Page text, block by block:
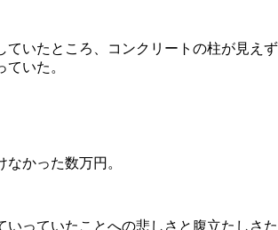
いたところ、コンクリートの柱が見
いた。
かった数万円。
っていたことへの悲しさと腹立たし